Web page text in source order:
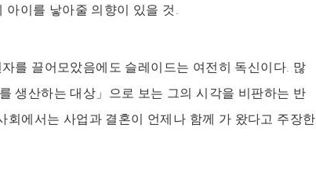
아이를 낳아줄 의향이 있을 것.
를 끌어모았음에도 슬레이드는 여전히 독신이다. 많
생산하는 대상」으로 보는 그의 시각을 비판하는 반
회에서는 사업과 결혼이 언제나 함께 가 왔다고 주장한